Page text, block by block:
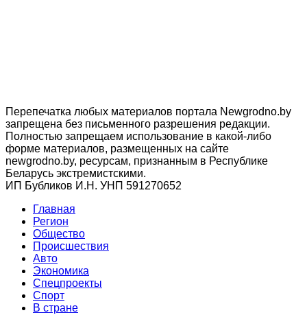
Перепечатка любых материалов портала Newgrodno.by
запрещена без письменного разрешения редакции.
Полностью запрещаем использование в какой-либо
форме материалов, размещенных на сайте
newgrodno.by, ресурсам, признанным в Республике
Беларусь экстремистскими.
ИП Бубликов И.Н. УНП 591270652
Главная
Регион
Общество
Происшествия
Авто
Экономика
Спецпроекты
Cпорт
В стране